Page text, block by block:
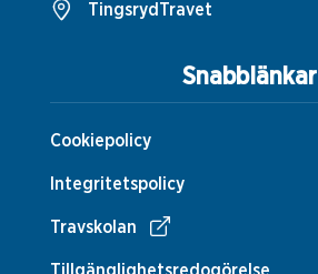
Snabblänkar
Cookiepolicy
Integritetspolicy
Travskolan
TingsrydTravet